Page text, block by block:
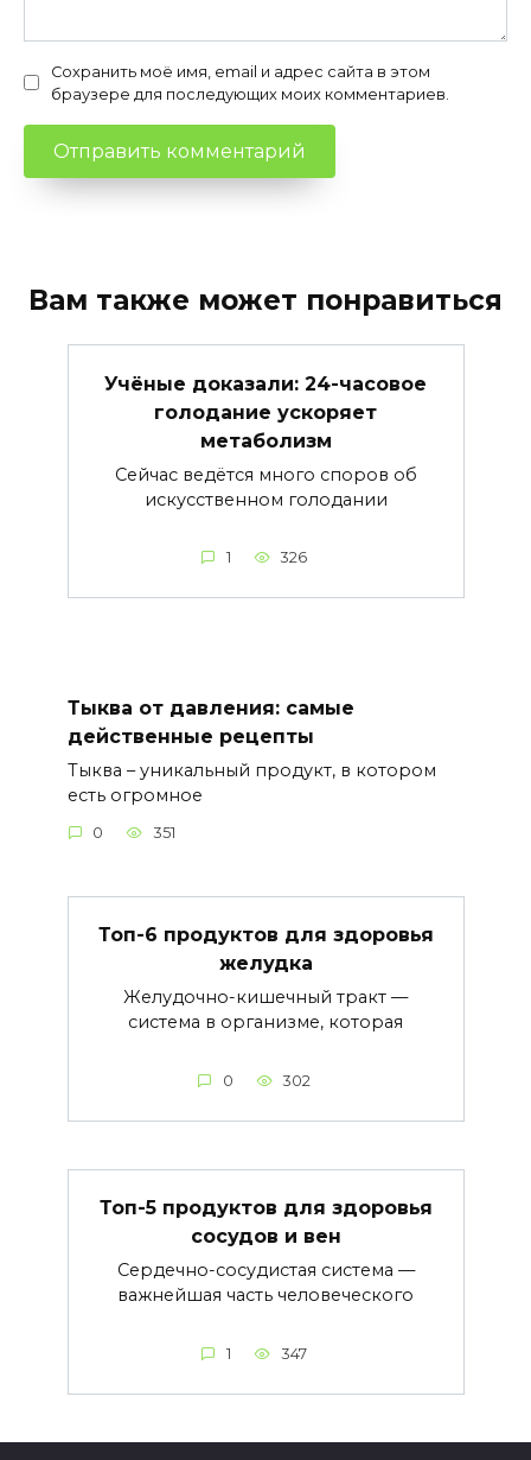
Сохранить моё имя, email и адрес сайта в этом
браузере для последующих моих комментариев.
Вам также может понравиться
Учёные доказали: 24-часовое
голодание ускоряет
метаболизм
Сейчас ведётся много споров об
искусственном голодании
1 326
Тыква от давления: самые
действенные рецепты
Тыква – уникальный продукт, в котором
есть огромное
0 351
Топ-6 продуктов для здоровья
желудка
Желудочно-кишечный тракт —
система в организме, которая
0 302
Топ-5 продуктов для здоровья
сосудов и вен
Сердечно-сосудистая система —
важнейшая часть человеческого
1 347